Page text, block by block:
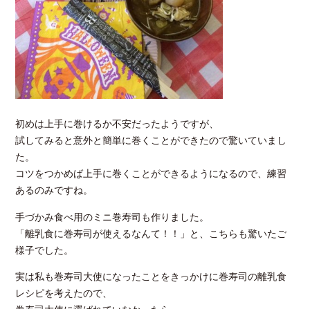
初めは上手に巻けるか不安だったようですが、
試してみると意外と簡単に巻くことができたので驚いていまし
た。
コツをつかめば上手に巻くことができるようになるので、練習
あるのみですね。
手づかみ食べ用のミニ巻寿司も作りました。
「離乳食に巻寿司が使えるなんて！！」と、こちらも驚いたご
様子でした。
実は私も巻寿司大使になったことをきっかけに巻寿司の離乳食
レシピを考えたので、